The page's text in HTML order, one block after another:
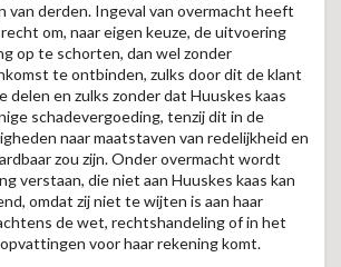
van derden. Ingeval van overmacht heeft
om, naar eigen keuze, de uitvoering
op te schorten, dan wel zonder
te ontbinden, zulks door dit de klant
delen en zulks zonder dat Huuskes kaas
schadevergoeding, tenzij dit in de
naar maatstaven van redelijkheid en
zou zijn. Onder overmacht wordt
verstaan, die niet aan Huuskes kaas kan
omdat zij niet te wijten is aan haar
de wet, rechtshandeling of in het
voor haar rekening komt.